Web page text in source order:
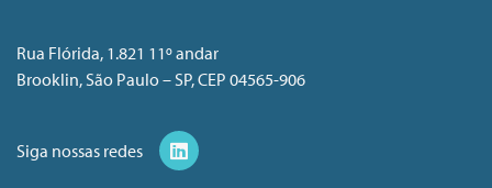
Rua Flórida, 1.821 11º andar
Brooklin, São Paulo – SP, CEP 04565-906
Siga nossas redes